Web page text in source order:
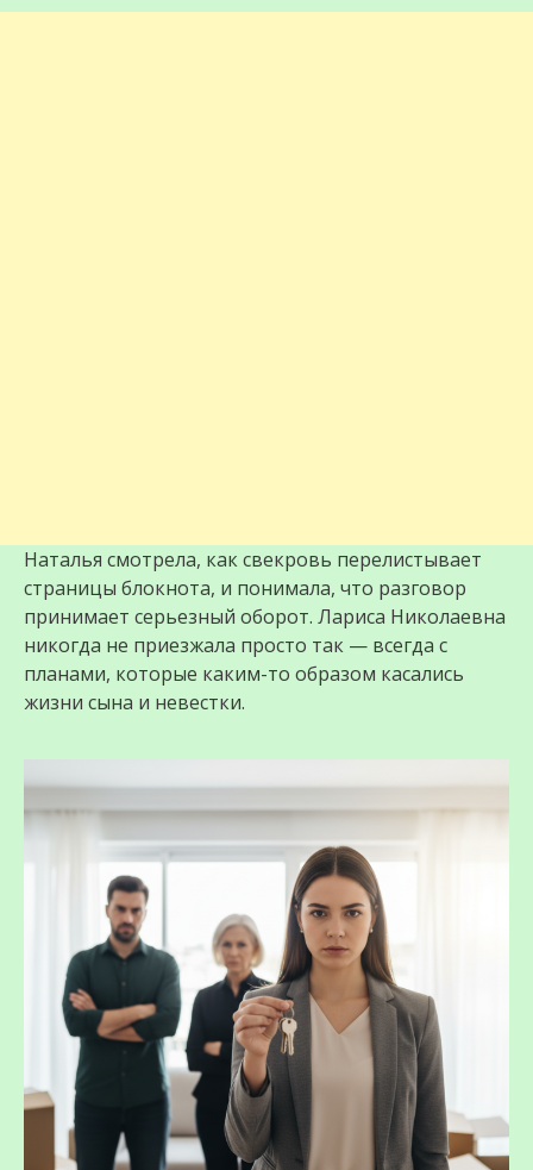
Наталья смотрела, как свекровь перелистывает
страницы блокнота, и понимала, что разговор
принимает серьезный оборот. Лариса Николаевна
никогда не приезжала просто так — всегда с
планами, которые каким-то образом касались
жизни сына и невестки.